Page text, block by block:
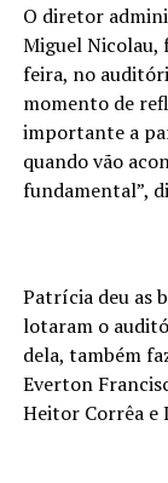
O diretor
Miguel Nicolau,
feira, no
momento de
importante a
quando vão
fundamental”,
Patrícia deu as
lotaram o
dela, também
Everton
Heitor Corrêa e